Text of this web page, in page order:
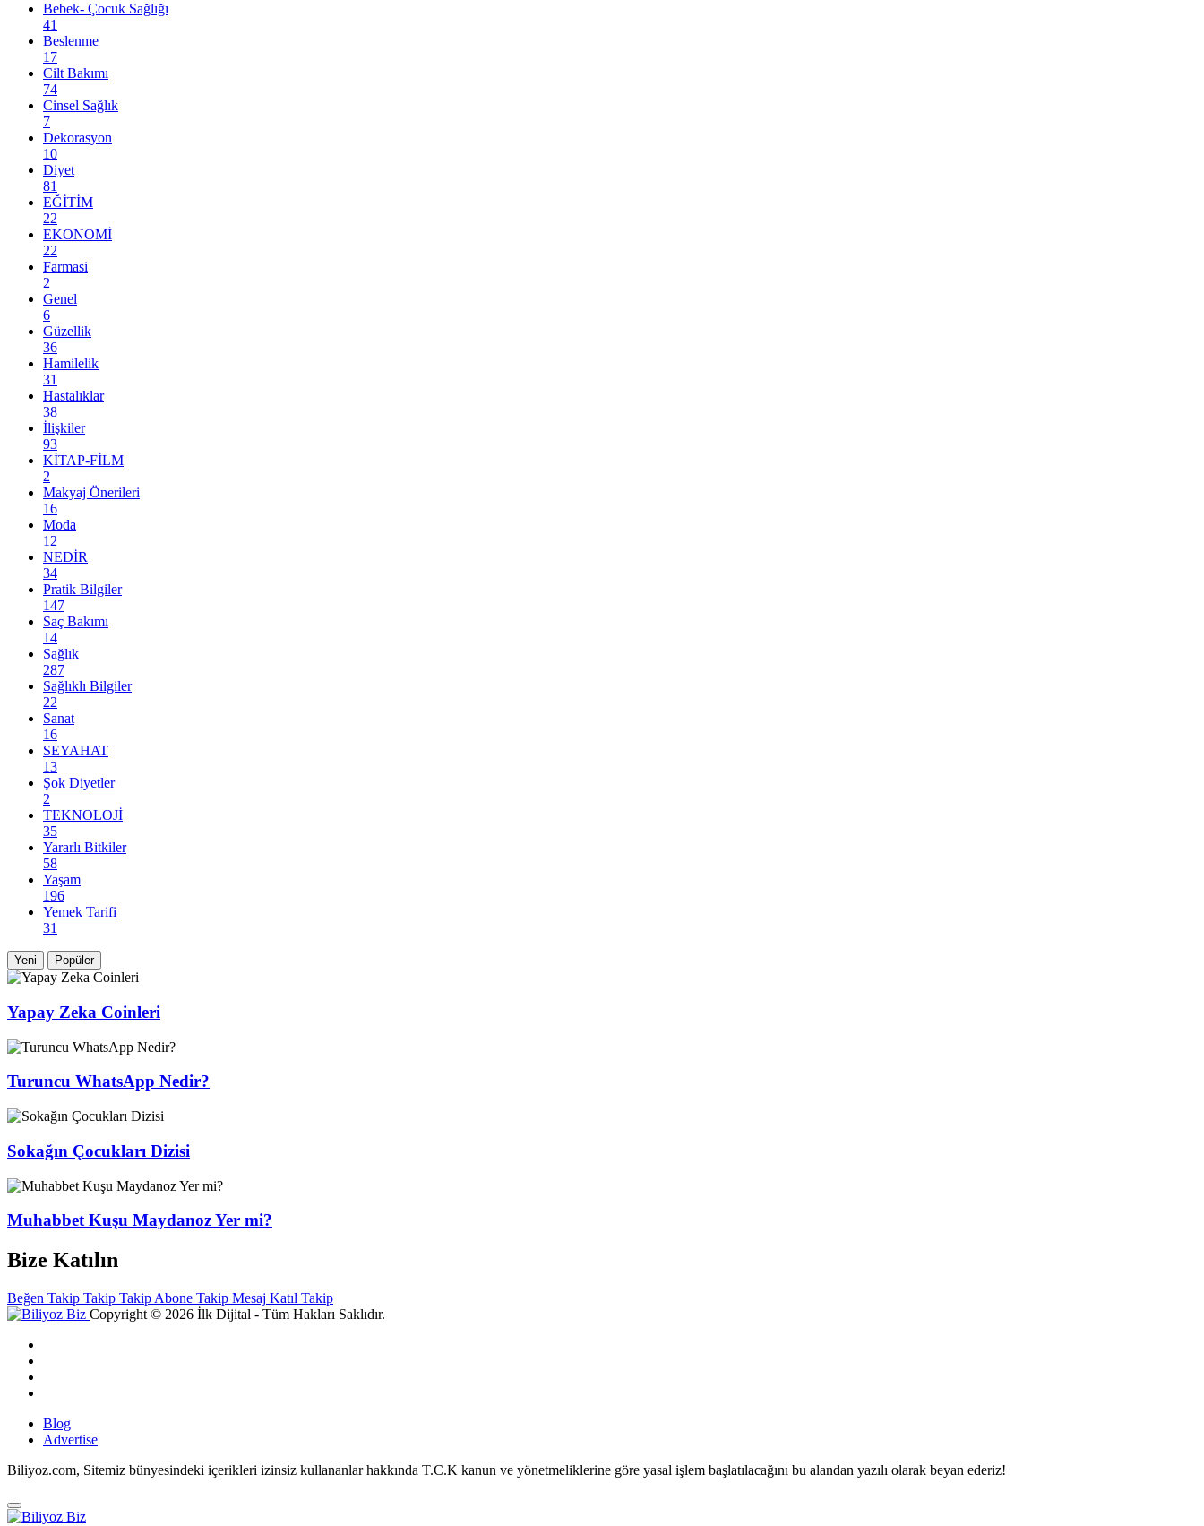
Bebek- Çocuk Sağlığı
41
Beslenme
17
Cilt Bakımı
74
Cinsel Sağlık
7
Dekorasyon
10
Diyet
81
EĞİTİM
22
EKONOMİ
22
Farmasi
2
Genel
6
Güzellik
36
Hamilelik
31
Hastalıklar
38
İlişkiler
93
KİTAP-FİLM
2
Makyaj Önerileri
16
Moda
12
NEDİR
34
Pratik Bilgiler
147
Saç Bakımı
14
Sağlık
287
Sağlıklı Bilgiler
22
Sanat
16
SEYAHAT
13
Şok Diyetler
2
TEKNOLOJİ
35
Yararlı Bitkiler
58
Yaşam
196
Yemek Tarifi
31
Yeni Popüler
Yapay Zeka Coinleri
Turuncu WhatsApp Nedir?
Sokağın Çocukları Dizisi
Muhabbet Kuşu Maydanoz Yer mi?
Bize Katılın
Beğen Takip Takip Takip Abone Takip Mesaj Katıl Takip
Copyright © 2026 İlk Dijital - Tüm Hakları Saklıdır.
Blog
Advertise
Biliyoz.com, Sitemiz bünyesindeki içerikleri izinsiz kullananlar hakkında T.C.K kanun ve yönetmeliklerine göre yasal işlem başlatılacağını bu alandan yazılı olarak beyan ederiz!